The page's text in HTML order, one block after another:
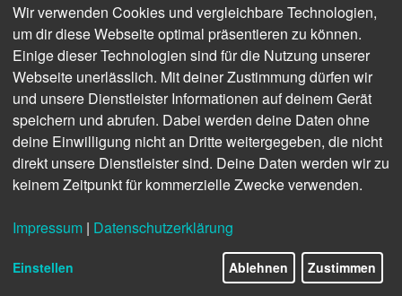
Wir verwenden Cookies und vergleichbare Technologien,
um dir diese Webseite optimal präsentieren zu können.
Einige dieser Technologien sind für die Nutzung unserer
Webseite unerlässlich. Mit deiner Zustimmung dürfen wir
und unsere Dienstleister Informationen auf deinem Gerät
speichern und abrufen. Dabei werden deine Daten ohne
deine Einwilligung nicht an Dritte weitergegeben, die nicht
direkt unsere Dienstleister sind. Deine Daten werden wir zu
keinem Zeitpunkt für kommerzielle Zwecke verwenden.
Impressum | Datenschutzerklärung
Einstellen Ablehnen Zustimmen